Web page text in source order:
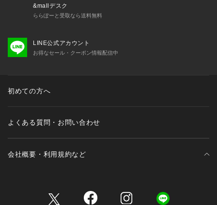
モデル情報
Black　身長：183cm　size：32
※画像の商品はサンプルとなります。
※実際の商品と色味、仕様、加工、サイズ、素材等が若干異な
Item Code：BBS53130
&mallデスク
ららぽーと受取なら送料無料
LINE公式アカウント
お得なセール・クーポン情報配信中
初めての方へ
よくある質問・お問い合わせ
会社概要・利用規約など